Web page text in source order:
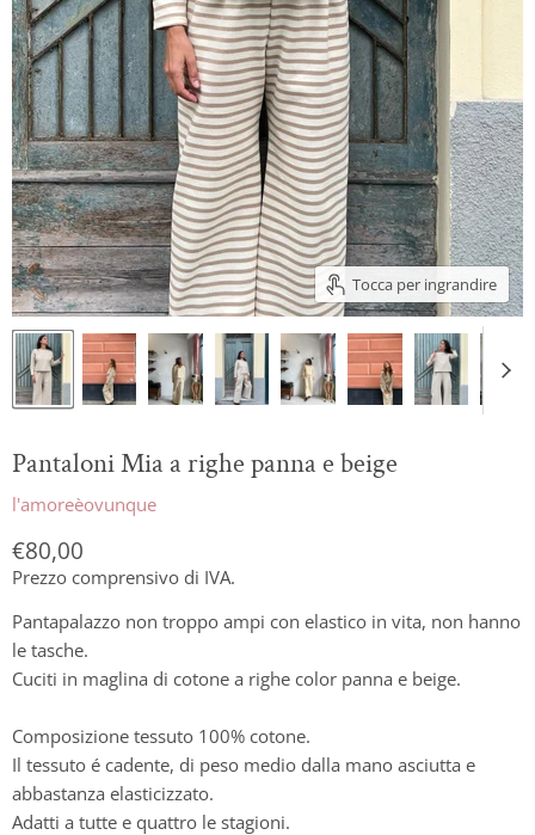
Tocca per ingrandire
Pantaloni Mia a righe panna e beige
l'amoreèovunque
Prezzo attuale
€80,00
Prezzo comprensivo di IVA.
Pantapalazzo non troppo ampi con elastico in vita, non hanno
le tasche.
Cuciti in maglina di cotone a righe color panna e beige.
Composizione tessuto 100% cotone.
Il tessuto é cadente, di peso medio dalla mano asciutta e
abbastanza elasticizzato.
Adatti a tutte e quattro le stagioni.